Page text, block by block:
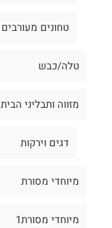
טחונים מעורבים
טלה/כבש
מזווה ותבליני הבית
דגים וירקות
מיוחדי מסורת
מיוחדי מסורת1